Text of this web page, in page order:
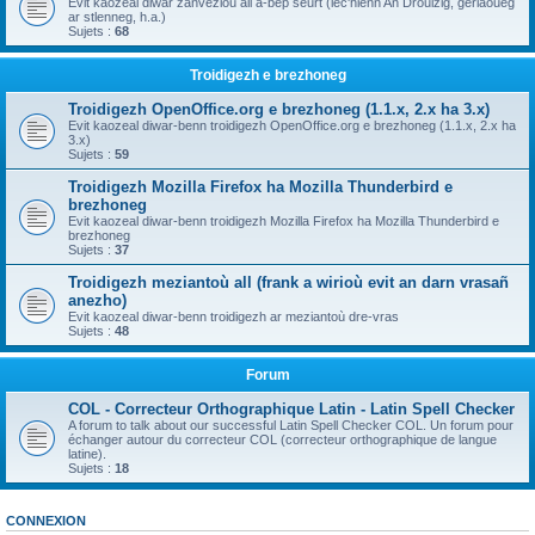
ar stlenneg, h.a.)
Sujets : 68
Troidigezh e brezhoneg
Troidigezh OpenOffice.org e brezhoneg (1.1.x, 2.x ha 3.x)
Evit kaozeal diwar-benn troidigezh OpenOffice.org e brezhoneg (1.1.x, 2.x ha
3.x)
Sujets : 59
Troidigezh Mozilla Firefox ha Mozilla Thunderbird e
brezhoneg
Evit kaozeal diwar-benn troidigezh Mozilla Firefox ha Mozilla Thunderbird e
brezhoneg
Sujets : 37
Troidigezh meziantoù all (frank a wirioù evit an darn vrasañ
anezho)
Evit kaozeal diwar-benn troidigezh ar meziantoù dre-vras
Sujets : 48
Forum
COL - Correcteur Orthographique Latin - Latin Spell Checker
A forum to talk about our successful Latin Spell Checker COL. Un forum pour
échanger autour du correcteur COL (correcteur orthographique de langue
latine).
Sujets : 18
CONNEXION